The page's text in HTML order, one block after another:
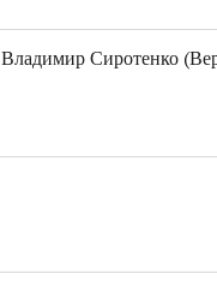
Владимир Сиротенко